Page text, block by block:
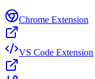
Chrome Extension
VS Code Extension